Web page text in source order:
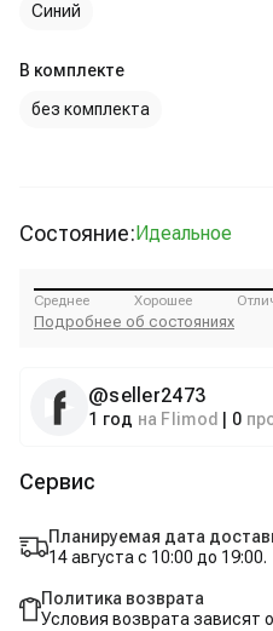
Синий
В комплекте
без комплекта
Состояние:Идеальное
Среднее Хорошее
Подробнее об состояниях
@seller2473
1 год на Flimod 0
Сервис
Планируемая дата
14 августа с 10:00 до 19:00.
Политика возврата
Условия возврата зависят